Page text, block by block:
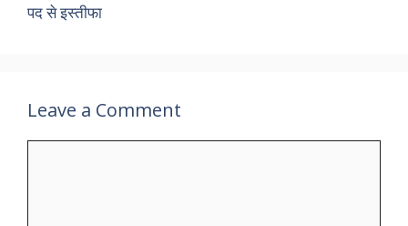
पद से इस्तीफा
Leave a Comment